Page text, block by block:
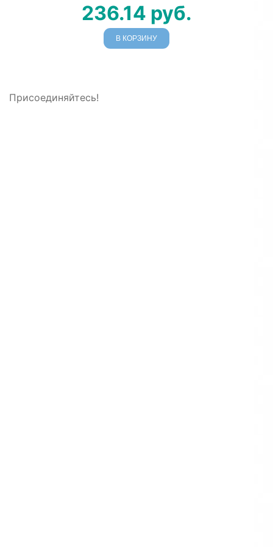
236.14 руб.
В КОРЗИНУ
Присоединяйтесь!